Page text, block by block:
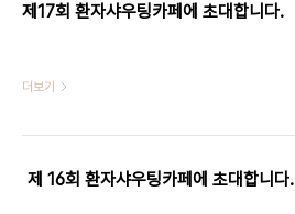
제17회 환자샤우팅카페에 초대합니다.
더보기
제 16회 환자샤우팅카페에 초대합니다.